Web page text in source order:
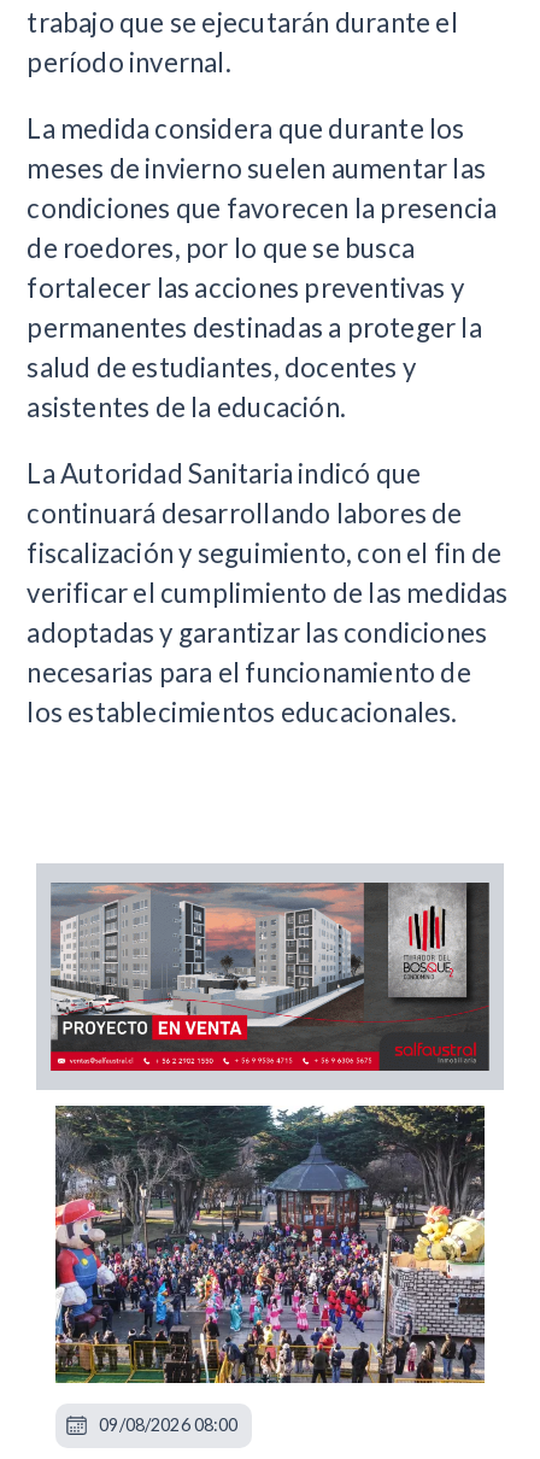
trabajo que se ejecutarán durante el
período invernal.
La medida considera que durante los
meses de invierno suelen aumentar las
condiciones que favorecen la presencia
de roedores, por lo que se busca
fortalecer las acciones preventivas y
permanentes destinadas a proteger la
salud de estudiantes, docentes y
asistentes de la educación.
La Autoridad Sanitaria indicó que
continuará desarrollando labores de
fiscalización y seguimiento, con el fin de
verificar el cumplimiento de las medidas
adoptadas y garantizar las condiciones
necesarias para el funcionamiento de
los establecimientos educacionales.
09/08/2026 08:00